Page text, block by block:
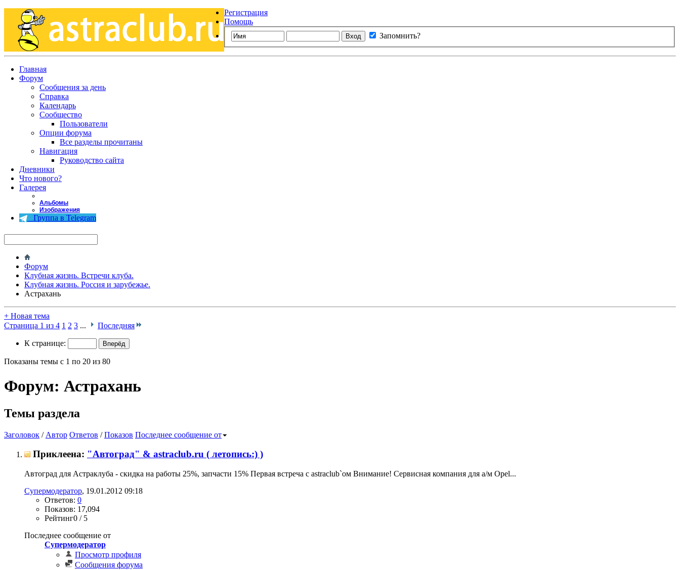
Регистрация
Помощь
Запомнить?
Главная
Форум
Сообщения за день
Справка
Календарь
Сообщество
Пользователи
Опции форума
Все разделы прочитаны
Навигация
Руководство сайта
Дневники
Что нового?
Галерея
Альбомы
Изображения
Группа в Telegram
Форум
Клубная жизнь. Встречи клуба.
Клубная жизнь. Россия и зарубежье.
Астрахань
+ Новая тема
Страница 1 из 4 1 2 3 ... Последняя
К странице:
Показаны темы с 1 по 20 из 80
Форум: Астрахань
Темы раздела
Заголовок / Автор Ответов /Показов Последнее сообщение от
Приклеена: "Автоград" & astraclub.ru ( летопись:) )
Автоград для Астраклуба - скидка на работы 25%, запчасти 15% Первая встреча с astraclub`ом Внимание! Сервисная компания для а/м Opel...
Супермодератор‎, 19.01.2012 09:18
Ответов: 0
Показов: 17,094
Рейтинг0 / 5
Последнее сообщение от
Супермодератор
Просмотр профиля
Сообщения форума